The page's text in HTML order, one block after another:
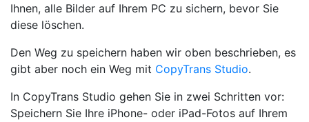
Ihnen, alle Bilder auf Ihrem PC zu sichern, bevor Sie
diese löschen.
Den Weg zu speichern haben wir oben beschrieben, es
gibt aber noch ein Weg mit CopyTrans Studio.
In CopyTrans Studio gehen Sie in zwei Schritten vor:
Speichern Sie Ihre iPhone- oder iPad-Fotos auf Ihrem